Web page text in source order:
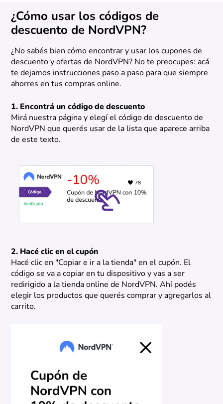
¿Cómo usar los códigos de
descuento de NordVPN?
¿No sabés bien cómo encontrar y usar los cupones de
descuento y ofertas de NordVPN? No te preocupes: acá
te dejamos instrucciones paso a paso para que siempre
ahorres en tus compras online.
1. Encontrá un código de descuento
Mirá nuestra página y elegí el código de descuento de
NordVPN que querés usar de la lista que aparece arriba
de este texto.
2. Hacé clic en el cupón
Hacé clic en "Copiar e ir a la tienda" en el cupón. El
código se va a copiar en tu dispositivo y vas a ser
redirigido a la tienda online de NordVPN. Ahí podés
elegir los productos que querés comprar y agregarlos al
carrito.